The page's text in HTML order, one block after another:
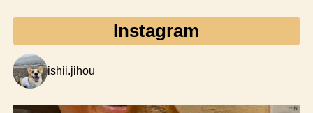
Instagram
ishii.jihou